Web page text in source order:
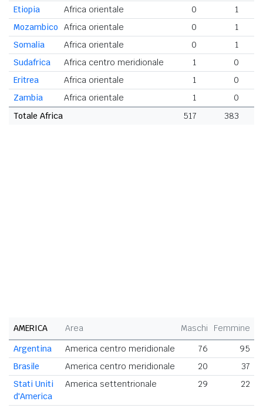
Etiopia Africa orientale 0
1
Mozambico
Africa orientale 0
1
Somalia
Africa orientale 0
1
Sudafrica
Africa centro meridionale 1
0
Eritrea
Africa orientale 1
0
Zambia
Africa orientale 1
0
Totale Africa
517 383
AMERICA Area Maschi Femmine
Argentina
America centro meridionale 76
95
Brasile
America centro meridionale 20
37
Stati Uniti
d'America
America settentrionale 29 22